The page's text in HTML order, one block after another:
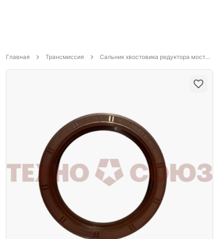
Главная Трансмиссия Сальник хвостовика редуктора моста HOWO SITRAK средний мост MCP16 95х120х16